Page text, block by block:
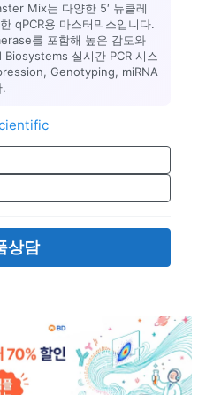
Mix는 다양한 5′ 뉴클레
qPCR용 마스터믹스입니다.
를 포함해 높은 감도와
실시간 PCR 시스
Genotyping, miRNA
.
상담